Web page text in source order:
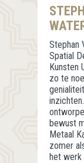
Stephan
Spatial
Kunsten
zo te
bewust
Metaal
zomer
het werk